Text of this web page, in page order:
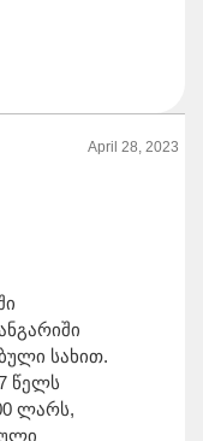
April 28, 2023
სახით.
წელს
ლარს,